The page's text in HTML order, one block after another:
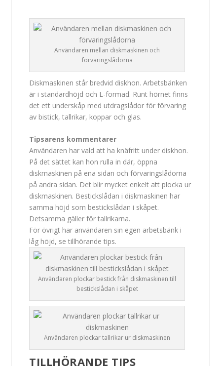
Användaren mellan diskmaskinen och
förvaringslådorna
Diskmaskinen står bredvid diskhon. Arbetsbänken
är i standardhöjd och L-formad. Runt hörnet finns
det ett underskåp med utdragslådor för förvaring
av bistick, tallrikar, koppar och glas.
Tipsarens kommentarer
Användaren har vald att ha knäfritt under diskhon.
På det sättet kan hon rulla in där, öppna
diskmaskinen på ena sidan och förvaringslådorna
på andra sidan. Det blir mycket enkelt att plocka ur
diskmaskinen. Bestickslådan i diskmaskinen har
samma höjd som bestickslådan i skåpet.
Detsamma gäller för tallrikarna.
För övrigt har användaren sin egen arbetsbänk i
låg höjd, se tillhörande tips.
Användaren plockar bestick från diskmaskinen till
bestickslådan i skåpet
Användaren plockar tallrikar ur diskmaskinen
TILLHÖRANDE TIPS